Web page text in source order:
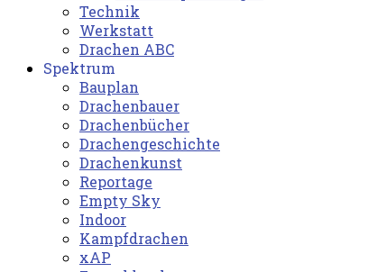
Technik
Werkstatt
Drachen ABC
Spektrum
Bauplan
Drachenbauer
Drachenbücher
Drachengeschichte
Drachenkunst
Reportage
Empty Sky
Indoor
Kampfdrachen
xAP